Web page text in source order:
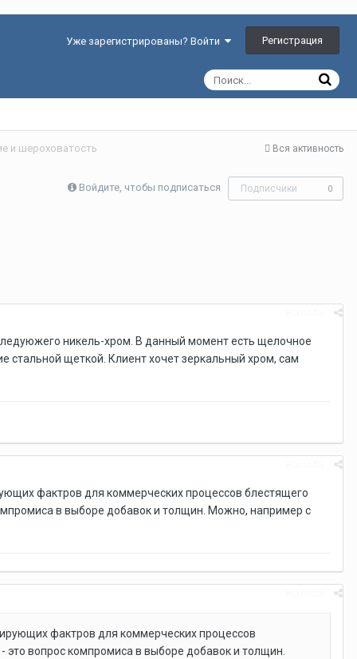
Уже зарегистрированы? Войти Регистрация
Вся активность
и шероховатость
Войдите, чтобы подписаться Подписчики 0
никель-хром. В данный момент есть щелочное
стальной щеткой. Клиент хочет зеркальный хром, сам
фактров для коммерческих процессов блестящего
в выборе добавок и толщин. Можно, например с
фактров для коммерческих процессов
вопрос компромиса в выборе добавок и толщин.